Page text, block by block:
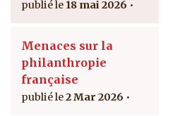
18 mai 2026
Menaces sur la
philanthropie
française
2 Mar 2026